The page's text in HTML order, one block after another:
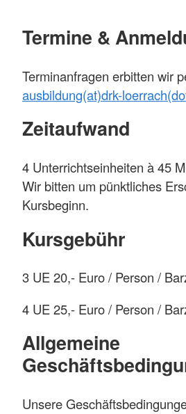
Termine &
Terminanfragen erbitten wir
ausbildung(at)drk-
Zeitaufwand
4 Unterrichtseinheiten à 45
Wir bitten um pünktliches
Kursbeginn.
Kursgebühr
3 UE 20,- Euro / Person /
4 UE 25,- Euro / Person /
Allgemeine
Unsere